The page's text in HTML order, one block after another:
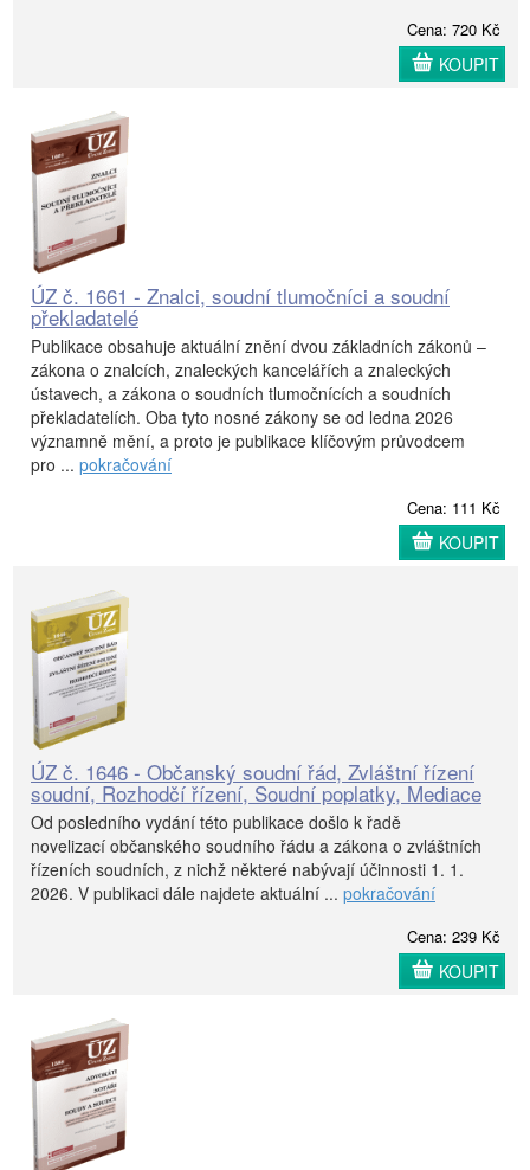
Cena: 720 Kč
KOUPIT
ÚZ č. 1661 - Znalci, soudní tlumočníci a soudní
překladatelé
Publikace obsahuje aktuální znění dvou základních zákonů –
zákona o znalcích, znaleckých kancelářích a znaleckých
ústavech, a zákona o soudních tlumočnících a soudních
překladatelích. Oba tyto nosné zákony se od ledna 2026
významně mění, a proto je publikace klíčovým průvodcem
pro ... pokračování
Cena: 111 Kč
KOUPIT
ÚZ č. 1646 - Občanský soudní řád, Zvláštní řízení
soudní, Rozhodčí řízení, Soudní poplatky, Mediace
Od posledního vydání této publikace došlo k řadě
novelizací občanského soudního řádu a zákona o zvláštních
řízeních soudních, z nichž některé nabývají účinnosti 1. 1.
2026. V publikaci dále najdete aktuální ... pokračování
Cena: 239 Kč
KOUPIT